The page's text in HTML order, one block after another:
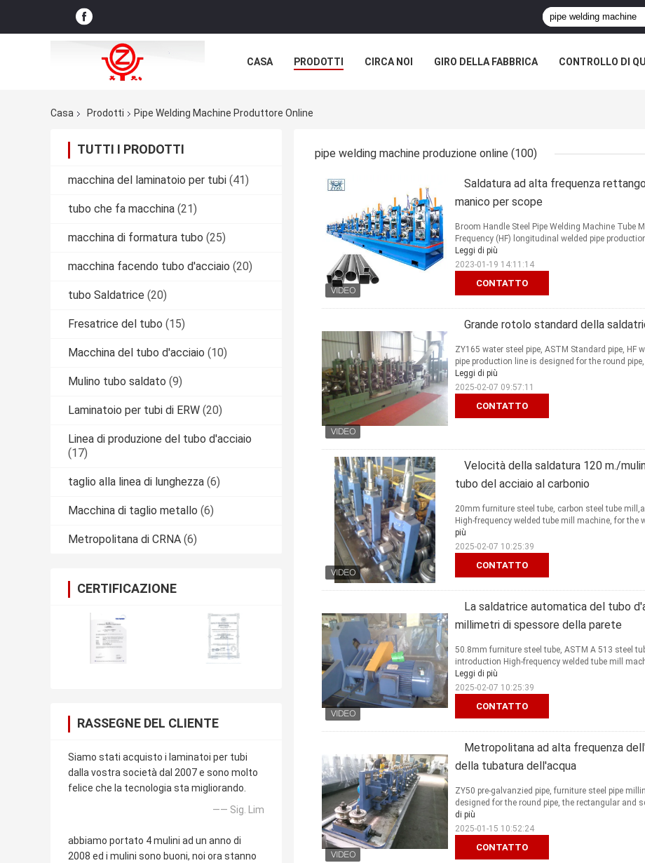
CASA PRODOTTI CIRCA NOI GIRO DELLA FABBRICA CONTROLLO DI
Casa
Prodotti Pipe Welding Machine Produttore Online
TUTTI I PRODOTTI
macchina del laminatoio per tubi (41)
tubo che fa macchina (21)
macchina di formatura tubo (25)
macchina facendo tubo d'acciaio (20)
tubo Saldatrice (20)
Fresatrice del tubo (15)
Macchina del tubo d'acciaio (10)
Mulino tubo saldato (9)
Laminatoio per tubi di ERW (20)
Linea di produzione del tubo d'acciaio
(17)
taglio alla linea di lunghezza (6)
Macchina di taglio metallo (6)
Metropolitana di CRNA (6)
CERTIFICAZIONE
RASSEGNE DEL CLIENTE
Siamo stati acquisto i laminatoi per tubi
dalla vostra società dal 2007 e sono molto
felice che la tecnologia sta migliorando.
—— Sig. Lim
abbiamo portato 4 mulini ad un anno di
2008 ed i mulini sono buoni, noi ora stanno
pipe welding machine produzione online (100)
Saldatura ad alta frequenza
manico per scope
CONTATTO
Broom Handle Steel Pipe Welding Machine
Frequency (HF) longitudinal welded pipe
Leggi di più
2023-01-19 14:11:14
Grande rotolo standard della
CONTATTO
ZY165 water steel pipe, ASTM Standard pipe, HF
pipe production line is designed for the round
Leggi di più
2025-02-07 09:57:11
Velocità della saldatura 120 m./
tubo del acciaio al carbonio
CONTATTO
20mm furniture steel tube, carbon steel tube
High-frequency welded tube mill machine, for
più
2025-02-07 10:25:39
La saldatrice automatica del tubo
millimetri di spessore della parete
CONTATTO
50.8mm furniture steel tube, ASTM A 513 steel
introduction High-frequency welded tube mill
Leggi di più
2025-02-07 10:25:39
Metropolitana ad alta frequenza
della tubatura dell'acqua
CONTATTO
ZY50 pre-galvanzied pipe, furniture steel pipe
designed for the round pipe, the rectangular and
di più
2025-01-15 10:52:24